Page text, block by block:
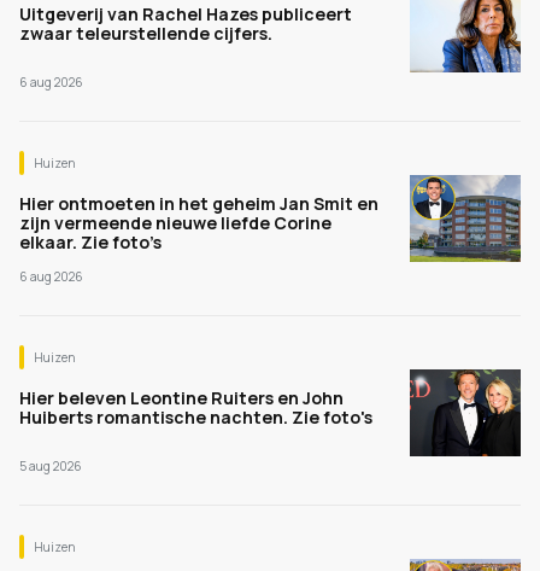
Uitgeverij van Rachel Hazes publiceert
zwaar teleurstellende cijfers.
6 aug 2026
Huizen
Hier ontmoeten in het geheim Jan Smit en
zijn vermeende nieuwe liefde Corine
elkaar. Zie foto’s
6 aug 2026
Huizen
Hier beleven Leontine Ruiters en John
Huiberts romantische nachten. Zie foto's
5 aug 2026
Huizen